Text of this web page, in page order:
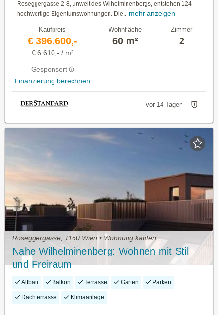
Roseggergasse 2-8, unweit des Wilhelminenbergs, entstehen 124
hochwertige Eigentumswohnungen. Die... mehr anzeigen
Kaufpreis
€ 396.600,-
€ 6.610,- / m²
Gesponsert
Finanzierung berechnen
Wohnfläche
60 m²
Zimmer
2
vor 14 Tagen
Roseggergasse, 1160 Wien • Wohnung kaufen
Nahe Wilhelminenberg: Wohnen mit Stil
und Freiraum
Altbau Balkon Terrasse Garten Parken
Dachterrasse Klimaanlage